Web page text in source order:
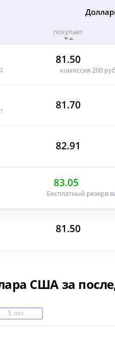
покупает
2
81.50
комиссия 200
1 81.70
82.91
83.05
Бесплатный резерв
81.50
США за
5 лет